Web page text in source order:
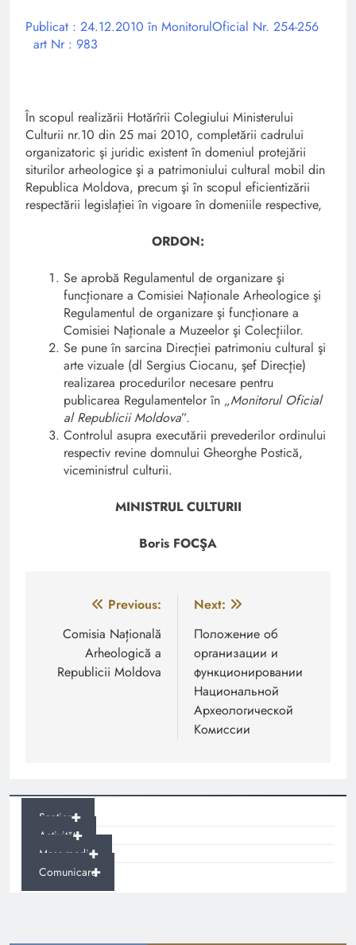
Publicat : 24.12.2010 în MonitorulOficial Nr. 254-256
art Nr : 983
În scopul realizării Hotărîrii Colegiului Ministerului
Culturii nr.10 din 25 mai 2010, completării cadrului
organizatoric şi juridic existent în domeniul protejării
siturilor arheologice şi a patrimoniului cultural mobil din
Republica Moldova, precum şi în scopul eficientizării
respectării legislaţiei în vigoare în domeniile respective,
ORDON:
Se aprobă Regulamentul de organizare şi
funcţionare a Comisiei Naţionale Arheologice şi
Regulamentul de organizare şi funcţionare a
Comisiei Naţionale a Muzeelor şi Colecţiilor.
Se pune în sarcina Direcţiei patrimoniu cultural şi
arte vizuale (dl Sergius Ciocanu, şef Direcţie)
realizarea procedurilor necesare pentru
publicarea Regulamentelor în „Monitorul Oficial
al Republicii Moldova”.
Controlul asupra executării prevederilor ordinului
respectiv revine domnului Gheorghe Postică,
viceministrul culturii.
MINISTRUL CULTURII
Boris FOCŞA
Navigare
articole
Previous:
Comisia Națională
Arheologică a
Republicii Moldova
Next:
Положение об
организации и
функционировании
Национальной
Археологической
Комиссии
+
Șantiere
+
Activități
+
Mass-media
+
Comunicare